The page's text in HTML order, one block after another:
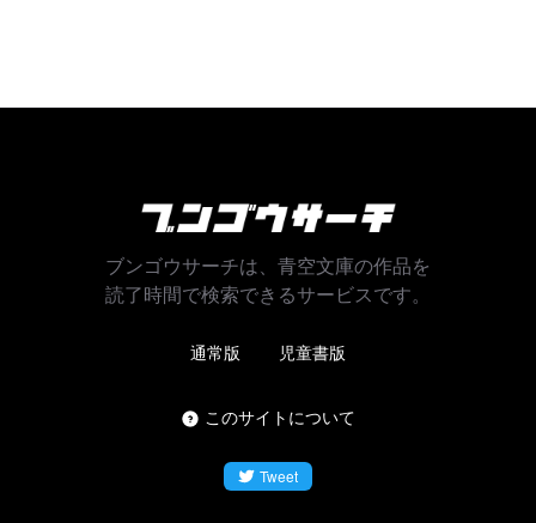
ブンゴウサーチは、青空文庫の作品を
読了時間で検索できるサービスです。
通常版 児童書版
このサイトについて
Tweet